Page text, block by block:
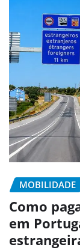
MOBILIDADE
Como
em